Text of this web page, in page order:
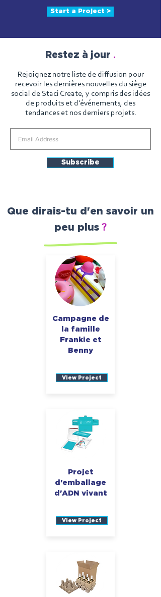
Start a Project >
Restez à jour .
Rejoignez notre liste de diffusion pour
recevoir les dernières nouvelles du siège
social de Staci Create, y compris des idées
de produits et d'événements, des
tendances et nos derniers projets.
Subscribe
Que dirais-tu d'en savoir un
peu plus ?
Campagne de
la famille
Frankie et
Benny
View Project
Projet
d'emballage
d'ADN vivant
View Project